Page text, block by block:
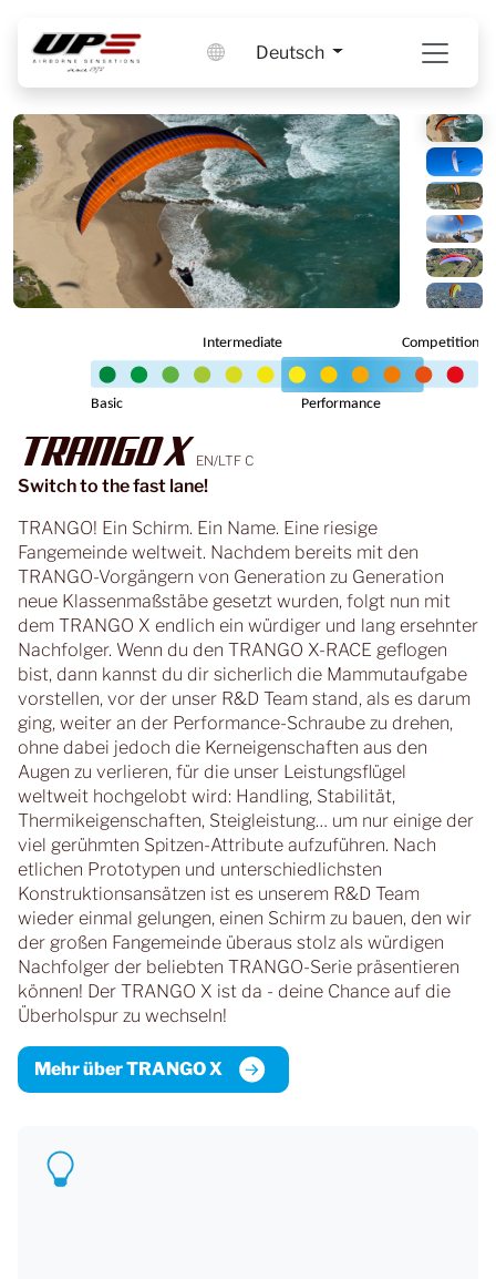
Deutsch
TRANGO X EN/LTF C
Switch to the fast lane!
TRANGO! Ein Schirm. Ein Name. Eine riesige
Fangemeinde weltweit. Nachdem bereits mit den
TRANGO-Vorgängern von Generation zu Generation
neue Klassenmaßstäbe gesetzt wurden, folgt nun mit
dem TRANGO X endlich ein würdiger und lang ersehnter
Nachfolger. Wenn du den TRANGO X-RACE geflogen
bist, dann kannst du dir sicherlich die Mammutaufgabe
vorstellen, vor der unser R&D Team stand, als es darum
ging, weiter an der Performance-Schraube zu drehen,
ohne dabei jedoch die Kerneigenschaften aus den
Augen zu verlieren, für die unser Leistungsflügel
weltweit hochgelobt wird: Handling, Stabilität,
Thermikeigenschaften, Steigleistung… um nur einige der
viel gerühmten Spitzen-Attribute aufzuführen. Nach
etlichen Prototypen und unterschiedlichsten
Konstruktionsansätzen ist es unserem R&D Team
wieder einmal gelungen, einen Schirm zu bauen, den wir
der großen Fangemeinde überaus stolz als würdigen
Nachfolger der beliebten TRANGO-Serie präsentieren
können! Der TRANGO X ist da - deine Chance auf die
Überholspur zu wechseln!
Mehr über TRANGO X